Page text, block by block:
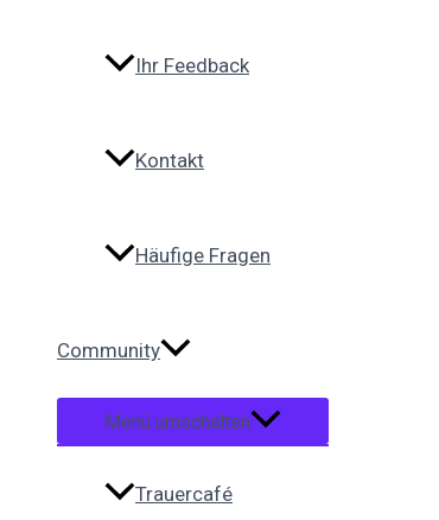
Ihr Feedback
Kontakt
Häufige Fragen
Community
Menü umschalten
Trauercafé